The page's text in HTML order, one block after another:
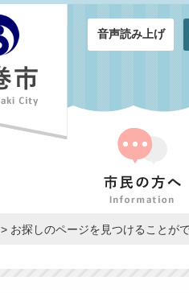
音声読み上げ
> お探しのページを見つけることが